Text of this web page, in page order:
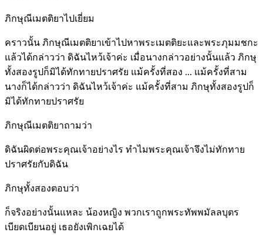
ภิกษุณีเมตติยาไปเยี่ยม
คราวนั้น ภิกษุณีเมตติยาเข้าไปหาพระเมตติยะและพระภุมมชกะ
แล้วได้กล่าวว่า ดิฉันไหว้เจ้าค่ะ เมื่อนางกล่าวอย่างนั้นแล้ว ภิกษุ
ทั้งสองรูปก็มิได้ทักทายปราศรัย แม้ครั้งที่สอง ... แม้ครั้งที่สาม
นางก็ได้กล่าวว่า ดิฉันไหว้เจ้าค่ะ แม้ครั้งที่สาม ภิกษุทั้งสองรูปก็
มิได้ทักทายปราศรัย
ภิกษุณีเมตติยาถามว่า
ดิฉันผิดต่อพระคุณเจ้าอย่างไร ทำไมพระคุณเจ้าจึงไม่ทักทาย
ปราศรัยกับดิฉัน
ภิกษุทั้งสองตอบว่า
ก็จริงอย่างนั้นแหละ น้องหญิง พวกเราถูกพระทัพพมัลลบุตร
เบียดเบียนอยู่ เธอยังเพิกเฉยได้